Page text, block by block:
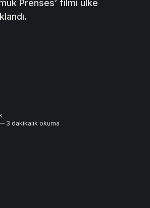
Prenses’ filmi ülke
3 dakikalık okuma